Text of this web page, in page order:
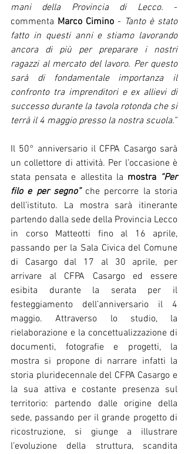
mani della Provincia di Lecco. -
commenta Marco Cimino - Tanto è stato
fatto in questi anni e stiamo lavorando
ancora di più per preparare i nostri
ragazzi al mercato del lavoro. Per questo
sarà di fondamentale importanza il
confronto tra imprenditori e ex allievi di
successo durante la tavola rotonda che si
terrà il 4 maggio presso la nostra scuola.”
Il 50° anniversario il CFPA Casargo sarà
un collettore di attività. Per l’occasione è
stata pensata e allestita la mostra “Per
filo e per segno” che percorre la storia
dell’istituto. La mostra sarà itinerante
partendo dalla sede della Provincia Lecco
in corso Matteotti fino al 16 aprile,
passando per la Sala Civica del Comune
di Casargo dal 17 al 30 aprile, per
arrivare al CFPA Casargo ed essere
esibita durante la serata per il
festeggiamento dell’anniversario il 4
maggio. Attraverso lo studio, la
rielaborazione e la concettualizzazione di
documenti, fotografie e progetti, la
mostra si propone di narrare infatti la
storia pluridecennale del CFPA Casargo e
la sua attiva e costante presenza sul
territorio: partendo dalle origine della
sede, passando per il grande progetto di
ricostruzione, si giunge a illustrare
l’evoluzione della struttura, scandita